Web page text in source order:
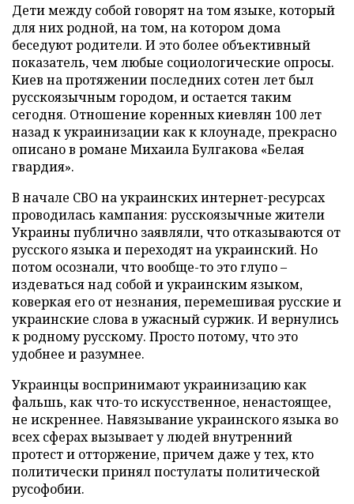
Дети между собой говорят на том языке, который
для них родной, на том, на котором дома
беседуют родители. И это более объективный
показатель, чем любые социологические опросы.
Киев на протяжении последних сотен лет был
русскоязычным городом, и остается таким
сегодня. Отношение коренных киевлян 100 лет
назад к украинизации как к клоунаде, прекрасно
описано в романе Михаила Булгакова «Белая
гвардия».
В начале СВО на украинских интернет-ресурсах
проводилась кампания: русскоязычные жители
Украины публично заявляли, что отказываются от
русского языка и переходят на украинский. Но
потом осознали, что вообще-то это глупо –
издеваться над собой и украинским языком,
коверкая его от незнания, перемешивая русские и
украинские слова в ужасный суржик. И вернулись
к родному русскому. Просто потому, что это
удобнее и разумнее.
Украинцы воспринимают украинизацию как
фальшь, как что-то искусственное, ненастоящее,
не искреннее. Навязывание украинского языка во
всех сферах вызывает у людей внутренний
протест и отторжение, причем даже у тех, кто
политически принял постулаты политической
русофобии.